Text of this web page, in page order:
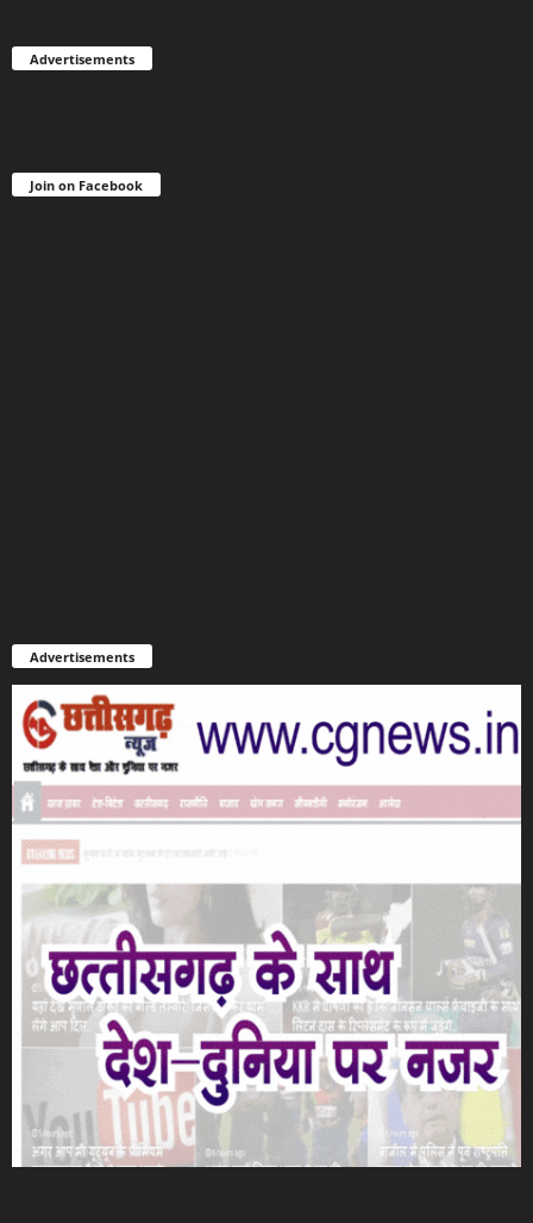
Advertisements
Join on Facebook
Advertisements